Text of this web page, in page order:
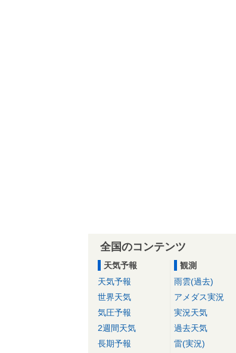
全国のコンテンツ
天気予報
天気予報
世界天気
気圧予報
2週間天気
長期予報
観測
雨雲(過去)
アメダス実況
実況天気
過去天気
雷(実況)